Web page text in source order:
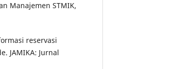
Manajemen STMIK,
reservasi
JAMIKA: Jurnal